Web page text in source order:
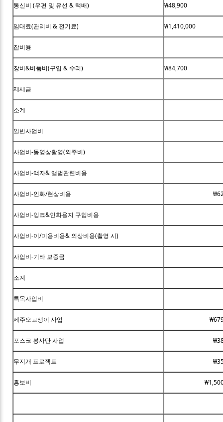
통신비 (우편 및 유선 & 택배) ₩48,900
임대료(관리비 & 전기료) ₩1,410,000
잡비용
장비&비품비(구입 & 수리) ₩84,700
제세금
소계
일반사업비
사업비-동영상촬영(외주비)
사업비-액자& 앨범관련비용
사업비-인화/현상비용
사업비-잉크&인화용지 구입비용
사업비-이/미용비용& 의상비용(촬영 시)
사업비-기타 보증금
소계
특목사업비
제주오고생이 사업
포스코 봉사단 사업
무지개 프로젝트
홍보비